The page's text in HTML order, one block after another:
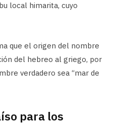
local himarita, cuyo
que el origen del nombre
del hebreo al griego, por
verdadero sea “mar de
para los